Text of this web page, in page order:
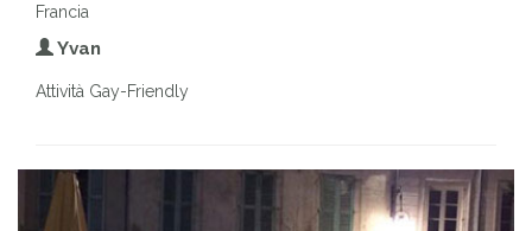
Francia
Yvan
Attività Gay-Friendly